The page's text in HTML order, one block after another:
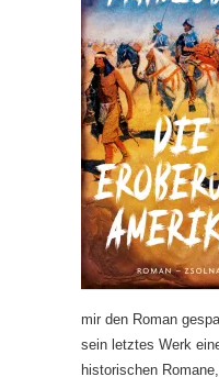
mir den Roman
sein letztes Werk
historischen